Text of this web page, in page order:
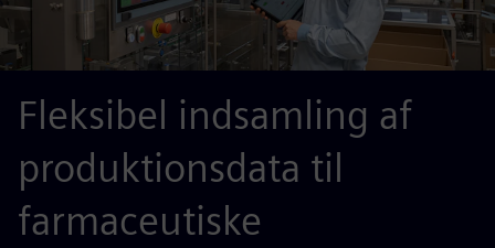
Fleksibel indsamling af
produktionsdata til
farmaceutiske